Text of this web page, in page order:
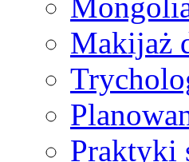
Makijaż
Praktyki